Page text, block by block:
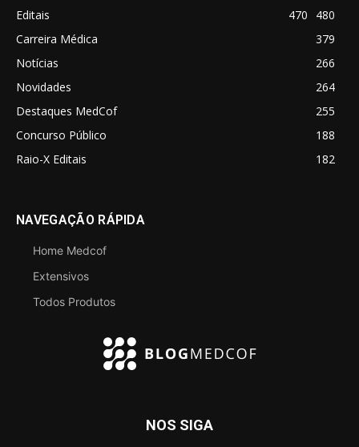
480
Editais
470
Carreira Médica
379
Notícias
266
Novidades
264
Destaques MedCof
255
Concurso Público
188
Raio-X Editais
182
NAVEGAÇÃO RÁPIDA
Home Medcof
Extensivos
Todos Produtos
NOS SIGA